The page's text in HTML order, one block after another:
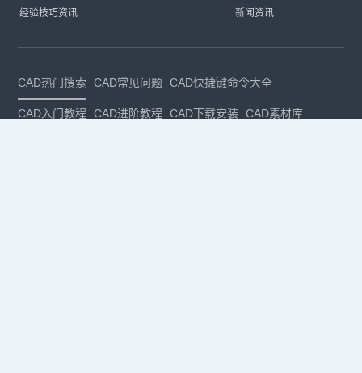
经验技巧资讯
新闻资讯
CAD热门搜索 CAD常见问题 CAD快捷键命令大全
CAD入门教程 CAD进阶教程 CAD下载安装 CAD素材库